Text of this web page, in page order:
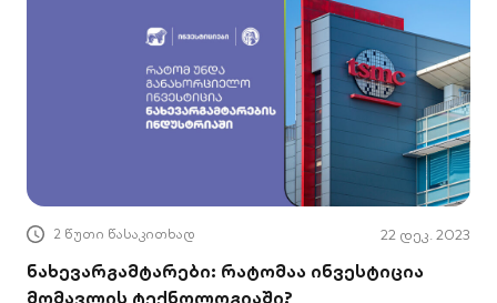
2 წუთი წასაკითხად 22 დეკ. 2023
ნახევარგამტარები: რატომაა ინვესტიცია
მომავლის ტექნოლოგიაში?